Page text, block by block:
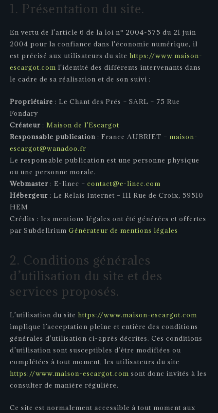
1. Présentation du site.
En vertu de l'article 6 de la loi n° 2004-575 du 21 juin
2004 pour la confiance dans l'économie numérique, il
est précisé aux utilisateurs du site https://www.maison-
escargot.com l'identité des différents intervenants dans
le cadre de sa réalisation et de son suivi :
Propriétaire : Le Chant des Prés – SARL – 75 Rue
Fondary
Créateur : Maison de l'Escargot
Responsable publication : France AUBRIET – maison-
escargot@wanadoo.fr
Le responsable publication est une personne physique
ou une personne morale.
Webmaster : E-linec – contact@e-linec.com
Hébergeur : Le Relais Internet – 111 Rue de Croix, 59510
HEM
Crédits : les mentions légales ont été générées et offertes
par Subdelirium Générateur de mentions légales
2. Conditions générales
d’utilisation du site et des
services proposés.
L’utilisation du site https://www.maison-escargot.com
implique l’acceptation pleine et entière des conditions
générales d’utilisation ci-après décrites. Ces conditions
d’utilisation sont susceptibles d’être modifiées ou
complétées à tout moment, les utilisateurs du site
https://www.maison-escargot.com sont donc invités à les
consulter de manière régulière.
Ce site est normalement accessible à tout moment aux